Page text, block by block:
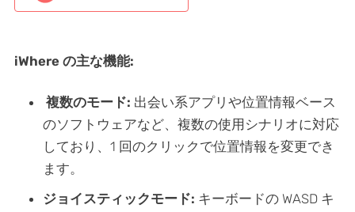
iWhere の主な機能:
複数のモード: 出会い系アプリや位置情報ベース
のソフトウェアなど、複数の使用シナリオに対応
しており、1 回のクリックで位置情報を変更でき
ます。
ジョイスティックモード: キーボードの WASD キ